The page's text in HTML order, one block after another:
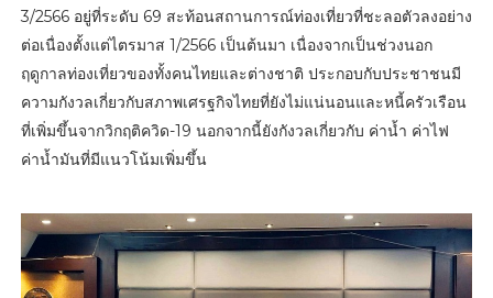
3/2566 อยู่ที่ระดับ 69 สะท้อนสถานการณ์ท่องเที่ยวที่ชะลอตัวลงอย่าง
ต่อเนื่องตั้งแต่ไตรมาส 1/2566 เป็นต้นมา เนื่องจากเป็นช่วงนอก
ฤดูกาลท่องเที่ยวของทั้งคนไทยและต่างชาติ ประกอบกับประชาชนมี
ความกังวลเกี่ยวกับสภาพเศรฐกิจไทยที่ยังไม่แน่นอนและหนี้ครัวเรือน
ที่เพิ่มขึ้นจากวิกฤติควิด-19 นอกจากนี้ยังกังวลเกี่ยวกับ ค่าน้ำ ค่าไฟ
ค่าน้ำมันที่มีแนวโน้มเพิ่มขึ้น